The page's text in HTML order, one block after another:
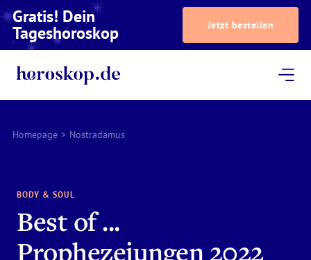
Gratis! Dein
Tageshoroskop Jetzt bestellen
Homepage > Nostradamus
BODY & SOUL
Best of ...